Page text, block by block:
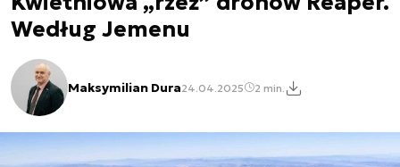
Według Jemenu
Maksymilian Dura24.04.2025 2 min.